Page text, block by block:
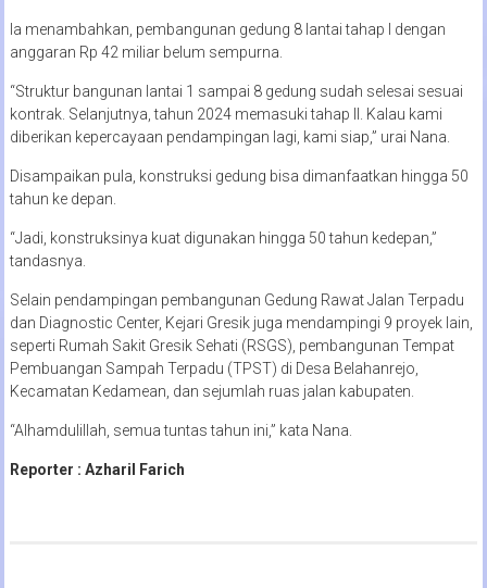
Ia menambahkan, pembangunan gedung 8 lantai tahap I dengan
anggaran Rp 42 miliar belum sempurna.
“Struktur bangunan lantai 1 sampai 8 gedung sudah selesai sesuai
kontrak. Selanjutnya, tahun 2024 memasuki tahap II. Kalau kami
diberikan kepercayaan pendampingan lagi, kami siap,” urai Nana.
Disampaikan pula, konstruksi gedung bisa dimanfaatkan hingga 50
tahun ke depan.
“Jadi, konstruksinya kuat digunakan hingga 50 tahun kedepan,”
tandasnya.
Selain pendampingan pembangunan Gedung Rawat Jalan Terpadu
dan Diagnostic Center, Kejari Gresik juga mendampingi 9 proyek lain,
seperti Rumah Sakit Gresik Sehati (RSGS), pembangunan Tempat
Pembuangan Sampah Terpadu (TPST) di Desa Belahanrejo,
Kecamatan Kedamean, dan sejumlah ruas jalan kabupaten.
“Alhamdulillah, semua tuntas tahun ini,” kata Nana.
Reporter : Azharil Farich